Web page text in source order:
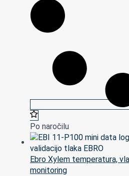
Po naročilu
Ebro Xylem temperatura,
monitoring